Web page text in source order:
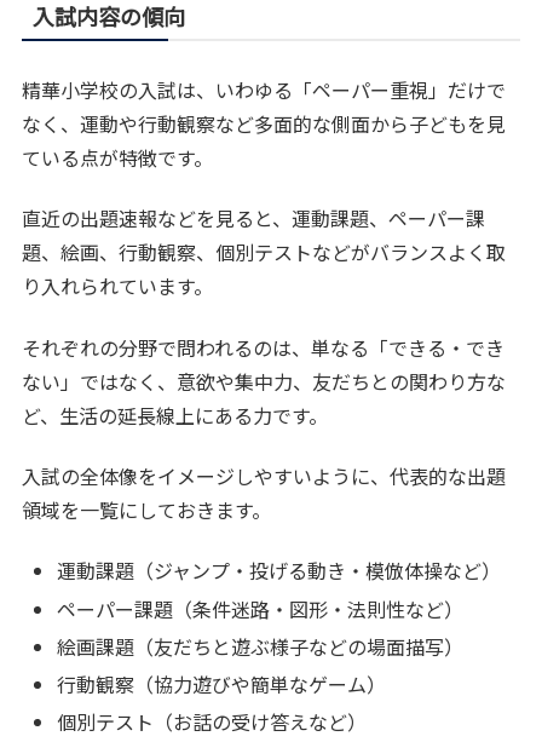
入試内容の傾向
精華小学校の入試は、いわゆる「ペーパー重視」だけで
なく、運動や行動観察など多面的な側面から子どもを見
ている点が特徴です。
直近の出題速報などを見ると、運動課題、ペーパー課
題、絵画、行動観察、個別テストなどがバランスよく取
り入れられています。
それぞれの分野で問われるのは、単なる「できる・でき
ない」ではなく、意欲や集中力、友だちとの関わり方な
ど、生活の延長線上にある力です。
入試の全体像をイメージしやすいように、代表的な出題
領域を一覧にしておきます。
運動課題（ジャンプ・投げる動き・模倣体操など）
ペーパー課題（条件迷路・図形・法則性など）
絵画課題（友だちと遊ぶ様子などの場面描写）
行動観察（協力遊びや簡単なゲーム）
個別テスト（お話の受け答えなど）